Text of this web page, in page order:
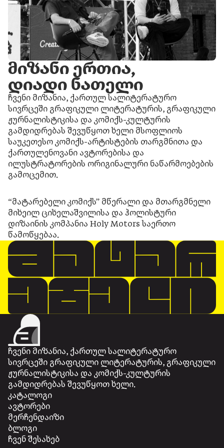
მიზანი ერთია,
დიადი ნათელი
ჩვენი მიზანია, ქართულ სალიტერატურო
სივრცეში გრაფიკული ლიტერატურის, გრაფიკული
ჟურნალისტიკისა და კომიქს-კულტურის
გამდიდრებას შევუწყოთ ხელი მსოფლიოს
საუკეთესო კომიქს-არტისტების თარგმნითა და
ქართულენოვანი ავტორებისა და
ილუსტრატორების ორიგინალური ნაწარმოებების
გამოცემით.
“მატარებელი კომიქს” მწერალი და მთარგმნელი
მიხეილ ციხელაშვილისა და ჰოლისტური
დიზაინის კომპანია Holy Motors საერთო
წამოწყებაა.
ჩვენი მიზანია, ქართულ სალიტერატურო
სივრცეში გრაფიკული ლიტერატურის, გრაფიკული
ჟურნალისტიკისა და კომიქს-კულტურის
გამდიდრებას შევუწყოთ ხელი.
კატალოგი
ავტორები
მერჩენდაიზი
ბლოგი
ჩვენ შესახებ